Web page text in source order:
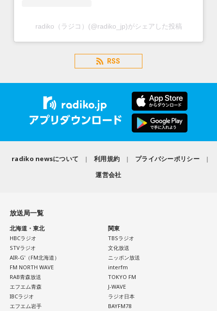
radiko（ラジコ）(@radiko_jp)がシェアした投稿
RSS
radiko newsについて 利用規約
プライバシーポリシー
運営会社
放送局一覧
北海道・東北
HBCラジオ
STVラジオ
AIR-G'（FM北海道）
FM NORTH WAVE
RAB青森放送
エフエム青森
IBCラジオ
エフエム岩手
関東
TBSラジオ
文化放送
ニッポン放送
interfm
TOKYO FM
J-WAVE
ラジオ日本
BAYFM78